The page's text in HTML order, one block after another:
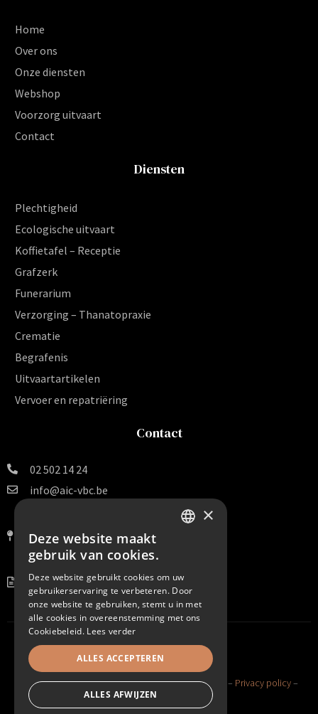
Home
Over ons
Onze diensten
Webshop
Voorzorg uitvaart
Contact
Diensten
Plechtigheid
Ecologische uitvaart
Koffietafel – Receptie
Grafzerk
Funerarium
Verzorging – Thanatopraxie
Crematie
Begrafenis
Uitvaartartikelen
Vervoer en repatriëring
Contact
02 502 14 24
info@aic-vbc.be
Begrafenissen en Crematies v.z.w.
Van Arteveldestraat 140 B 16
1000 Brussel
BE 0456.099.938
©2025 AIC VBC. All Rights Reserved –Cookie policy – Privacy policy–
Sitemap
×
Deze website maakt
gebruik van cookies.
Deze website gebruikt cookies om uw
gebruikerservaring te verbeteren. Door
onze website te gebruiken, stemt u in met
alle cookies in overeenstemming met ons
Cookiebeleid. Lees verder
ALLES ACCEPTEREN
ALLES AFWIJZEN